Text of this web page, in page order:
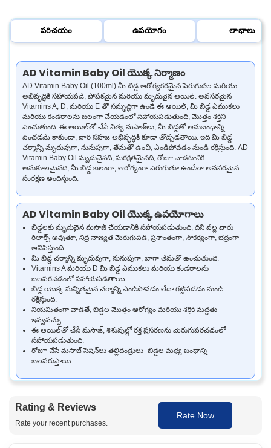
పరిచయం ఉపయోగం లాభాలు
AD Vitamin Baby Oil యొక్క నిర్మాణం
AD Vitamin Baby Oil (100ml) మీ బిడ్డ ఆరోగ్యకరమైన పెరుగుదల మరియు
అభివృద్ధికి సహాయపడే, పోషకమైన మరియు మృదువైన ఆయిల్. అవసరమైన
Vitamins A, D, మరియు E తో సమృద్ధిగా ఉండే ఈ ఆయిల్, మీ బిడ్డ ఎముకలు
మరియు కండరాలను బలంగా చేయడంలో సహాయపడుతుంది, మొత్తం శక్తిని
పెంచుతుంది. ఈ ఆయిల్‌తో చేసే నిత్య మసాజ్‌లు, మీ బిడ్డతో అనుబంధాన్ని
పెంచడమే కాకుండా, వారి సహజ అభివృద్ధికి కూడా తోడ్పడతాయి. ఇది మీ బిడ్డ
చర్మాన్ని మృదువుగా, నునుపుగా, తేమతో ఉంచి, ఎండిపోవడం నుండి రక్షిస్తుంది. AD
Vitamin Baby Oil మృదువైనది, సురక్షితమైనది, రోజూ వాడటానికి
అనుకూలమైనది, మీ బిడ్డ బలంగా, ఆరోగ్యంగా పెరుగుతూ ఉండేలా అవసరమైన
సంరక్షణ అందిస్తుంది.
AD Vitamin Baby Oil యొక్క ఉపయోగాలు
బిడ్డలకు మృదువైన మసాజ్ చేయడానికి సహాయపడుతుంది, దీని వల్ల వారు
రిలాక్స్ అవుతూ, నిద్ర నాణ్యత మెరుగుపడి, ప్రశాంతంగా, సౌకర్యంగా, భద్రంగా
అనిపిస్తుంది.
మీ బిడ్డ చర్మాన్ని మృదువుగా, నునుపుగా, బాగా తేమతో ఉంచుతుంది.
Vitamins A మరియు D మీ బిడ్డ ఎముకలు మరియు కండరాలను
బలపరచడంలో సహాయపడతాయి.
బిడ్డ యొక్క సున్నితమైన చర్మాన్ని ఎండిపోవడం లేదా గట్టిపడడం నుండి
రక్షిస్తుంది.
నియమితంగా వాడితే, బిడ్డల మొత్తం ఆరోగ్యం మరియు శక్తికి మద్దతు
ఇవ్వవచ్చు.
ఈ ఆయిల్‌తో చేసే మసాజ్, శిశువుల్లో రక్త ప్రసరణను మెరుగుపరచడంలో
సహాయపడుతుంది.
రోజూ చేసే మసాజ్ సెషన్‌లు తల్లిదండ్రులు–బిడ్డల మధ్య బంధాన్ని
బలపరుస్తాయి.
మృదువైన, నునుపైన చర్మం:
బాగా తేమతో ఉండేలా సహాయపడుతుంది.
Vitamins A మరియు D బలమైన
Rating & Reviews
Rate your recent purchases.
Rate Now